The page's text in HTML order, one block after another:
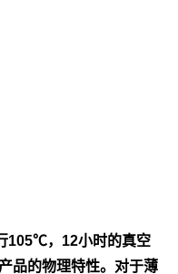
105℃，12小时的真空
品的物理特性。对于薄